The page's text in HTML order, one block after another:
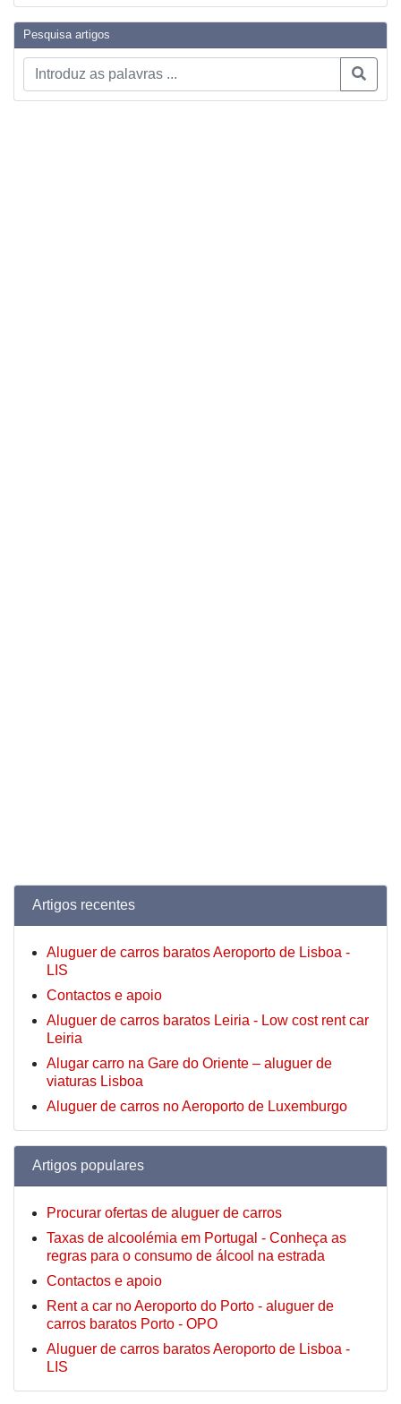
Pesquisa artigos
Artigos recentes
Aluguer de carros baratos Aeroporto de Lisboa -
LIS
Contactos e apoio
Aluguer de carros baratos Leiria - Low cost rent car
Leiria
Alugar carro na Gare do Oriente – aluguer de
viaturas Lisboa
Aluguer de carros no Aeroporto de Luxemburgo
Artigos populares
Procurar ofertas de aluguer de carros
Taxas de alcoolémia em Portugal - Conheça as
regras para o consumo de álcool na estrada
Contactos e apoio
Rent a car no Aeroporto do Porto - aluguer de
carros baratos Porto - OPO
Aluguer de carros baratos Aeroporto de Lisboa -
LIS